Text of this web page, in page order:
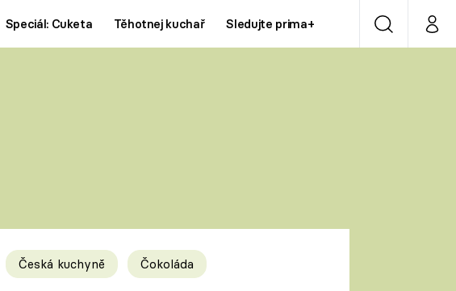
Speciál: Cuketa Těhotnej kuchař Sledujte prima+ VyhledáváníMůj
Česká kuchyně Čokoláda